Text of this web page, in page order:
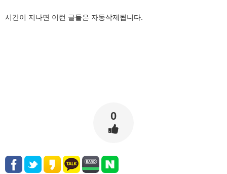
시간이 지나면 이런 글들은 자동삭제됩니다.
0